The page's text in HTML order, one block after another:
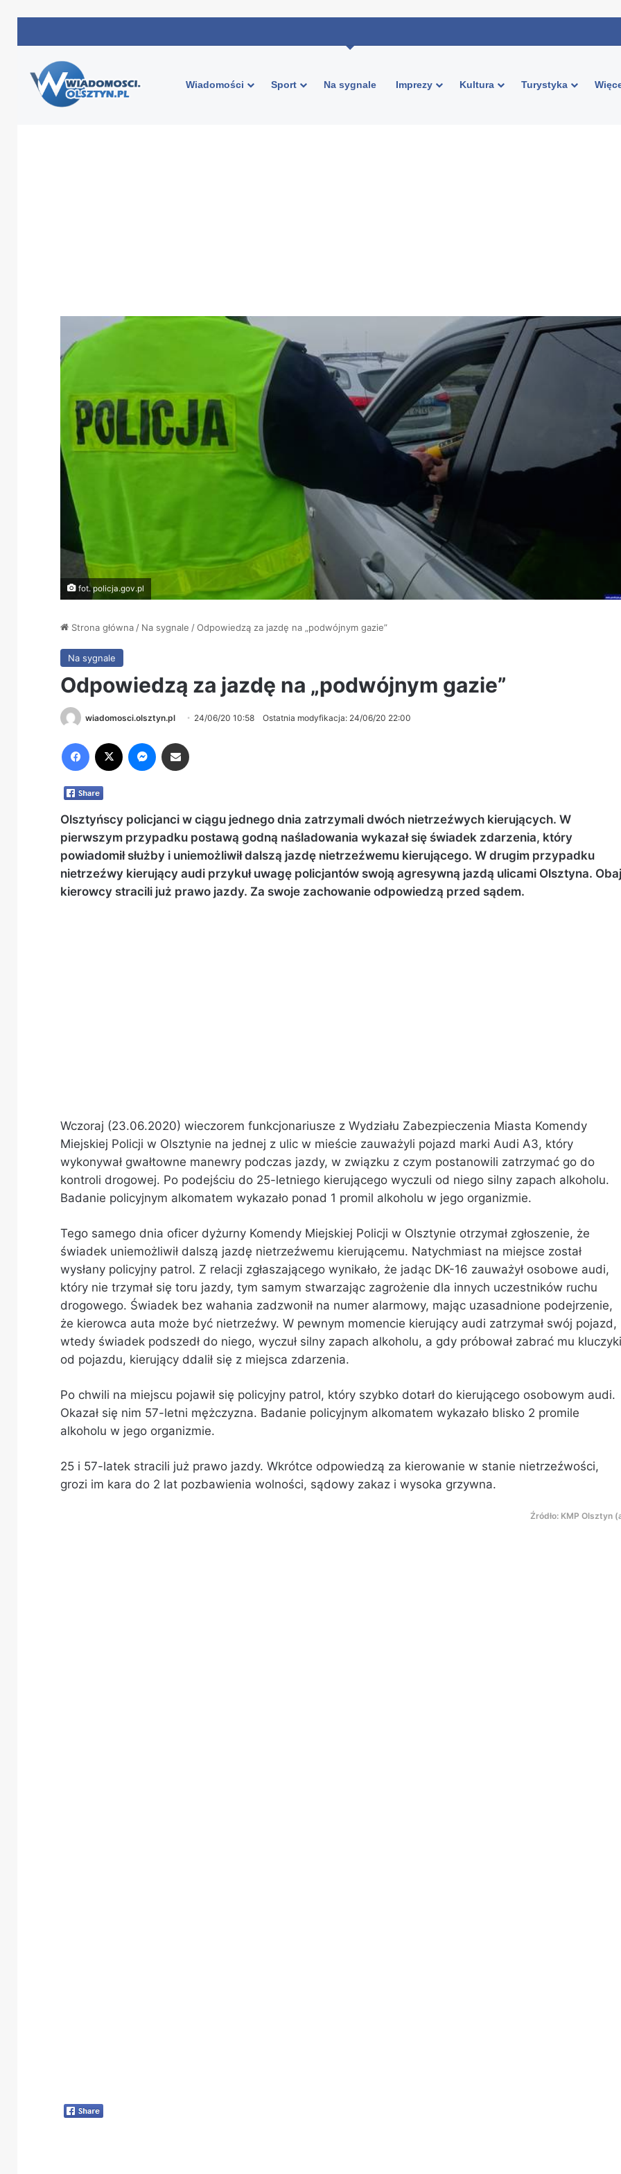
Wiadomości Sport Na sygnale Imprezy Kultura Turystyka
fot. policja.gov.pl
Strona główna/ Na sygnale /Odpowiedzą za jazdę na „podwójnym gazie”
Na sygnale
Odpowiedzą za jazdę na „podwójnym gazie”
wiadomosci.olsztyn.pl 24/06/20 10:58 Ostatnia modyfikacja: 24/06/20 22:00
Olsztyńscy policjanci w ciągu jednego dnia zatrzymali dwóch nietrzeźwych kierujących. W
pierwszym przypadku postawą godną naśladowania wykazał się świadek zdarzenia, który
powiadomił służby i uniemożliwił dalszą jazdę nietrzeźwemu kierującego. W drugim przypadku
nietrzeźwy kierujący audi przykuł uwagę policjantów swoją agresywną jazdą ulicami Olsztyna. Obaj
kierowcy stracili już prawo jazdy. Za swoje zachowanie odpowiedzą przed sądem.
Wczoraj (23.06.2020) wieczorem funkcjonariusze z Wydziału Zabezpieczenia Miasta Komendy
Miejskiej Policji w Olsztynie na jednej z ulic w mieście zauważyli pojazd marki Audi A3, który
wykonywał gwałtowne manewry podczas jazdy, w związku z czym postanowili zatrzymać go do
kontroli drogowej. Po podejściu do 25-letniego kierującego wyczuli od niego silny zapach alkoholu.
Badanie policyjnym alkomatem wykazało ponad 1 promil alkoholu w jego organizmie.
Tego samego dnia oficer dyżurny Komendy Miejskiej Policji w Olsztynie otrzymał zgłoszenie, że
świadek uniemożliwił dalszą jazdę nietrzeźwemu kierującemu. Natychmiast na miejsce został
wysłany policyjny patrol. Z relacji zgłaszającego wynikało, że jadąc DK-16 zauważył osobowe audi,
który nie trzymał się toru jazdy, tym samym stwarzając zagrożenie dla innych uczestników ruchu
drogowego. Świadek bez wahania zadzwonił na numer alarmowy, mając uzasadnione podejrzenie,
że kierowca auta może być nietrzeźwy. W pewnym momencie kierujący audi zatrzymał swój pojazd,
wtedy świadek podszedł do niego, wyczuł silny zapach alkoholu, a gdy próbował zabrać mu kluczyki
od pojazdu, kierujący ddalił się z miejsca zdarzenia.
Po chwili na miejscu pojawił się policyjny patrol, który szybko dotarł do kierującego osobowym audi.
Okazał się nim 57-letni mężczyzna. Badanie policyjnym alkomatem wykazało blisko 2 promile
alkoholu w jego organizmie.
25 i 57-latek stracili już prawo jazdy. Wkrótce odpowiedzą za kierowanie w stanie nietrzeźwości,
grozi im kara do 2 lat pozbawienia wolności, sądowy zakaz i wysoka grzywna.
Źródło: KMP Olsztyn